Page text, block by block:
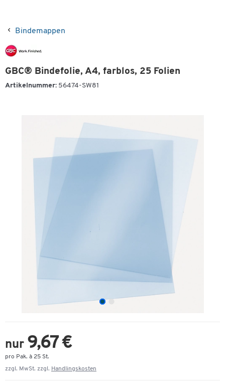
Bindemappen
GBC® Bindefolie, A4, farblos, 25 Folien
Artikelnummer: 56474-SW81
nur 9,67 €
pro Pak. à 25 St.
zzgl. MwSt. zzgl. Handlingskosten